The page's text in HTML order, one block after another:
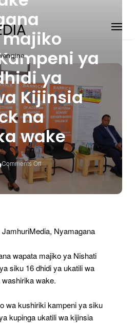
ya
ya
Kijinsia
na
wake
Comments Off
On
Wanawake
Nyamagana
Ya
Siku
Dhidi
Ya
Ukatili
Wa
Ya
Barrick
Nyamagana
wapata majiko ya Nishati
siku 16 dhidi ya ukatili wa
wake.
wa kushiriki kampeni ya siku
kupinga ukatili wa kijinsia